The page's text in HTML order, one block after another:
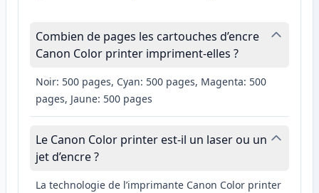
Combien de pages les cartouches d’encre
Canon Color printer impriment-elles ?
Noir: 500 pages, Cyan: 500 pages, Magenta: 500
pages, Jaune: 500 pages
Le Canon Color printer est-il un laser ou un
jet d’encre ?
La technologie de l’imprimante Canon Color printer